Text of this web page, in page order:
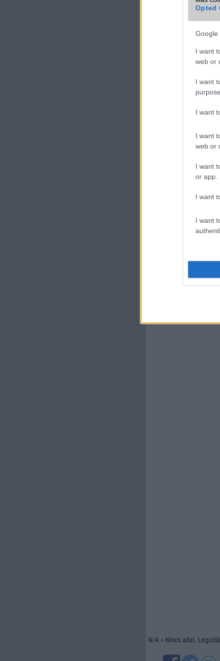
Opted
Google
I want
web or
I want
I want
I want
web or
I want
or app.
I want
I want
N/A = Nincs adat.